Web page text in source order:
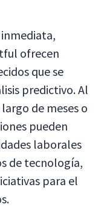
ofrecen
que se
predictivo. Al
de meses o
pueden
laborales
de tecnología,
para el